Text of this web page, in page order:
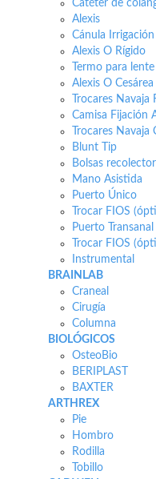
Catéter de
Alexis
Cánula
Alexis O Rígido
Termo para
Alexis O Cesárea
Trocares
Camisa Fijación
Trocares
Blunt Tip
Bolsas
Mano Asistida
Puerto Único
Trocar FIOS
Puerto Transanal
Trocar FIOS
Instrumental
BRAINLAB
Craneal
Cirugía
Columna
BIOLÓGICOS
OsteoBio
BERIPLAST
BAXTER
ARTHREX
Pie
Hombro
Rodilla
Tobillo